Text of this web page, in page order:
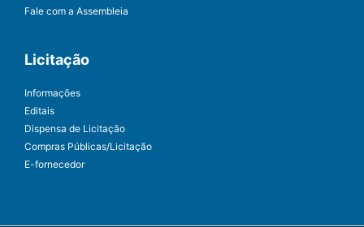
Fale com a Assembleia
Licitação
Informações
Editais
Dispensa de Licitação
Compras Públicas/Licitação
E-fornecedor